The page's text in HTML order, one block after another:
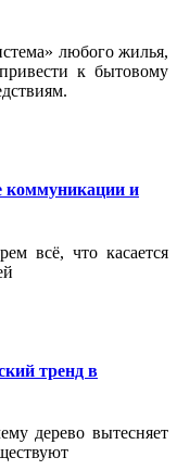
любого жилья,
к бытовому
коммуникации и
всё, что касается
тренд в
дерево вытесняет